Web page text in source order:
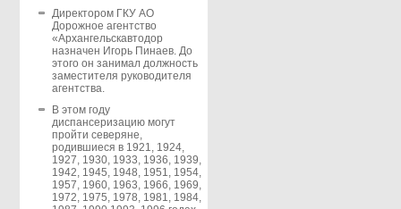
Директором ГКУ АО
Дорожное агентство
«Архангельскавтодор
назначен Игорь Пинаев. До
этого он занимал должность
заместителя руководителя
агентства.
В этом году
диспансеризацию могут
пройти северяне,
родившиеся в 1921, 1924,
1927, 1930, 1933, 1936, 1939,
1942, 1945, 1948, 1951, 1954,
1957, 1960, 1963, 1966, 1969,
1972, 1975, 1978, 1981, 1984,